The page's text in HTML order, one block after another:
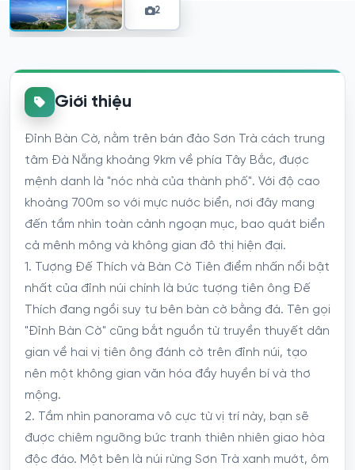
2
Giới thiệu
Đỉnh Bàn Cờ, nằm trên bán đảo Sơn Trà cách trung
tâm Đà Nẵng khoảng 9km về phía Tây Bắc, được
mệnh danh là "nóc nhà của thành phố". Với độ cao
khoảng 700m so với mực nước biển, nơi đây mang
đến tầm nhìn toàn cảnh ngoạn mục, bao quát biển
cả mênh mông và không gian đô thị hiện đại.
1. Tượng Đế Thích và Bàn Cờ Tiên điểm nhấn nổi bật
nhất của đỉnh núi chính là bức tượng tiên ông Đế
Thích đang ngồi suy tư bên bàn cờ bằng đá. Tên gọi
"Đỉnh Bàn Cờ" cũng bắt nguồn từ truyền thuyết dân
gian về hai vị tiên ông đánh cờ trên đỉnh núi, tạo
nên một không gian văn hóa đầy huyền bí và thơ
mộng.
2. Tầm nhìn panorama vô cực từ vị trí này, bạn sẽ
được chiêm ngưỡng bức tranh thiên nhiên giao hòa
độc đáo. Một bên là núi rừng Sơn Trà xanh mướt, ôm